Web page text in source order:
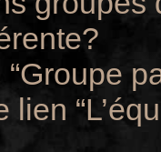
“Groupe
lien